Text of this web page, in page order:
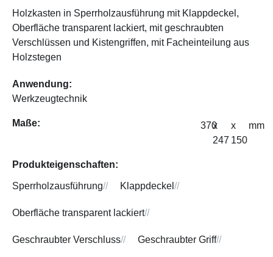
Holzkasten in Sperrholzausführung mit Klappdeckel,
Oberfläche transparent lackiert, mit geschraubten
Verschlüssen und Kistengriffen, mit Facheinteilung aus
Holzstegen
Anwendung:
Werkzeugtechnik
Maße: 370
x
247
x
150
mm
Produkteigenschaften:
Sperrholzausführung// Klappdeckel //
Oberfläche transparent lackiert//
Geschraubter Verschluss// Geschraubter Griff//